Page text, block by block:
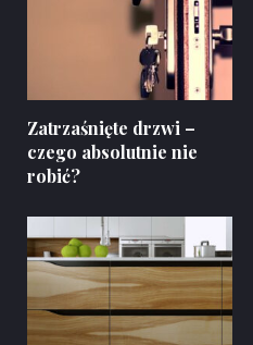
Zatrzaśnięte drzwi –
czego absolutnie nie
robić?